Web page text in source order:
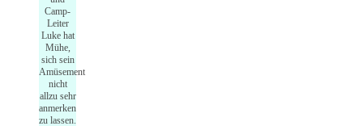
Camp-
Leiter
Luke hat
Mühe,
sich sein
Amüsement
nicht
allzu sehr
anmerken
zu lassen.